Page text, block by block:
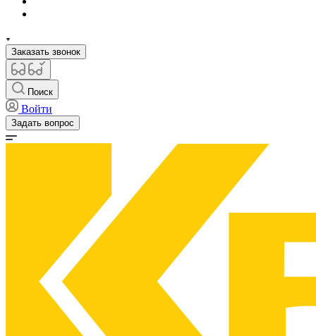
Заказать звонок
Поиск
Войти
Задать вопрос